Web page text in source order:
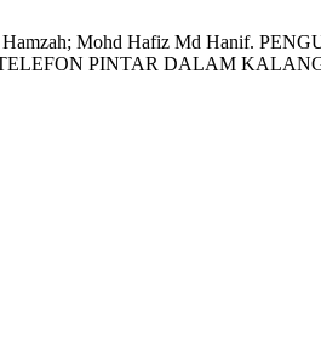
Hamzah; Mohd Hafiz Md Hanif.
PINTAR DALAM